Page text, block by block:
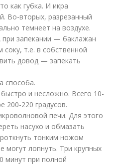
как губка. И икра
Во-вторых, разрезанный
темнеет на воздухе.
при запекании — баклажан
соку, т.е. в собственной
довод — запекать
способа.
и несложно. Всего 10-
200-220 градусов.
печи. Для этого
насухо и обмазать
тонким ножом
могут лопнуть. Три крупных
минут при полной